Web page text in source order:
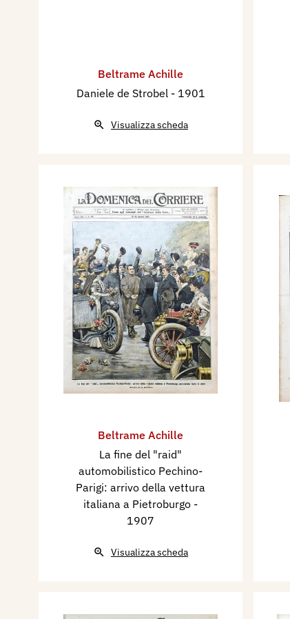
Beltrame Achille
Daniele de Strobel - 1901
Visualizza scheda
Beltrame Achille
La fine del "raid"
automobilistico Pechino-
Parigi: arrivo della vettura
italiana a Pietroburgo -
1907
Visualizza scheda